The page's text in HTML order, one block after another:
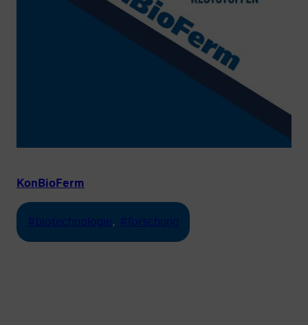
KonBioFerm
#biotechnologie, #forschung